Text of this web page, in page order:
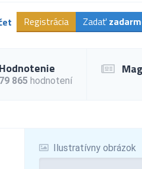
Registrácia Zadať
Hodnotenie
79 865 hodnotení
Ilustratívny obrázok